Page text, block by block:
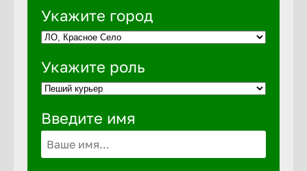
Вятские
Гай
Укажите город
Укажите роль
Введите имя